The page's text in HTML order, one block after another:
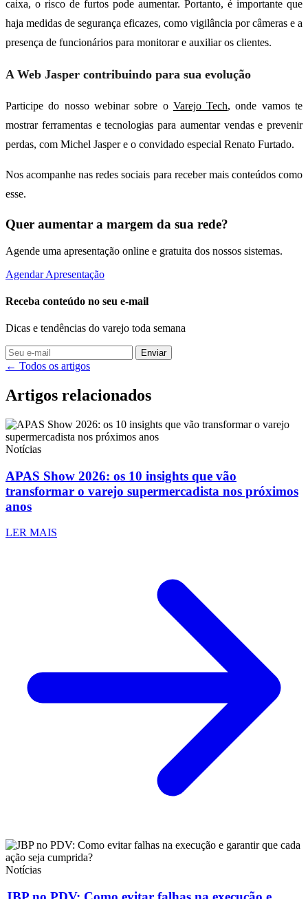
caixa, o risco de furtos pode aumentar. Portanto, é importante que
haja medidas de segurança eficazes, como vigilância por câmeras e a
presença de funcionários para monitorar e auxiliar os clientes.
A Web Jasper contribuindo para sua evolução
Participe do nosso webinar sobre o Varejo Tech, onde vamos te
mostrar ferramentas e tecnologias para aumentar vendas e prevenir
perdas, com Michel Jasper e o convidado especial Renato Furtado.
Nos acompanhe nas redes sociais para receber mais conteúdos como
esse.
Quer aumentar a margem da sua rede?
Agende uma apresentação online e gratuita dos nossos sistemas.
Agendar Apresentação
Receba conteúdo no seu e-mail
Dicas e tendências do varejo toda semana
Enviar
← Todos os artigos
Artigos relacionados
Notícias
APAS Show 2026: os 10 insights que vão
transformar o varejo supermercadista nos próximos
anos
LER MAIS
Notícias